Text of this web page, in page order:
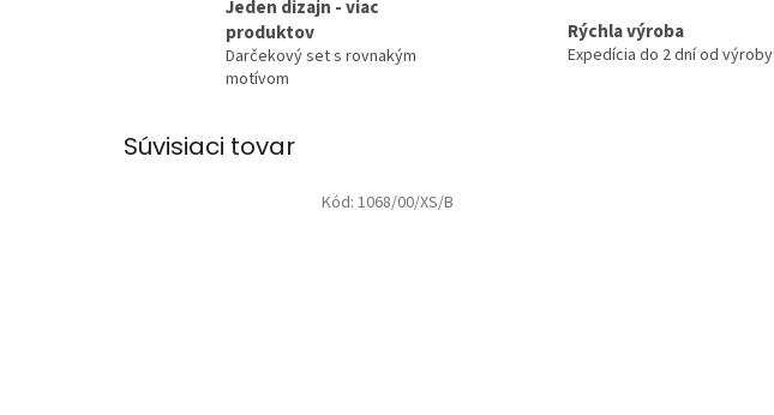
Jeden dizajn - viac
produktov
Darčekový set s rovnakým
motívom
Rýchla výroba
Expedícia do 2 dní od výroby
Súvisiaci tovar
Kód: 1068/00/XS/B